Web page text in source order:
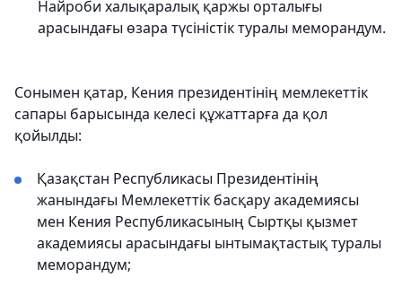
Найроби халықаралық қаржы орталығы
арасындағы өзара түсіністік туралы меморандум.
Сонымен қатар, Кения президентінің мемлекеттік
сапары барысында келесі құжаттарға да қол
қойылды:
Қазақстан Республикасы Президентінің
жанындағы Мемлекеттік басқару академиясы
мен Кения Республикасының Сыртқы қызмет
академиясы арасындағы ынтымақтастық туралы
меморандум;